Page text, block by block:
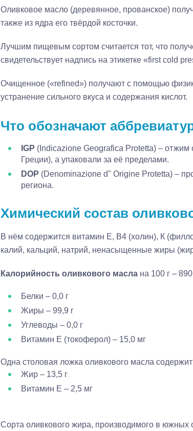
Оливковое масло (деревянное, прованское)
также из ядра его твёрдой косточки.
Лучшим пищевым сортом считается тот, что
свидетельствует надпись на этикетке «first cold
Очищенное («refined») получают с помощью
устранение сильного вкуса и содержания кислот.
Что обозначают
IGP (Indicazione Geografica Protetta) – отжим
Греции), а упаковали за её пределами.
DOP (Denominazione d" Origine Protetta) –
региона.
Химический состав
В нём содержится витамин Е, В4 (холин), К
калий, кальций, натрий, ненасыщенные жиры
Калорийность оливкового масла на 100 г – 890
Белки – 0,0 г
Жиры – 99,9 г
Углеводы – 0,0 г
Витамин Е (токоферол) – 15,0 мг
Одна столовая ложка оливкового масла содержит
Жир – 13,5 г
Витамин Е – 2,5 мг
Сорта оливкового жира, производимого в